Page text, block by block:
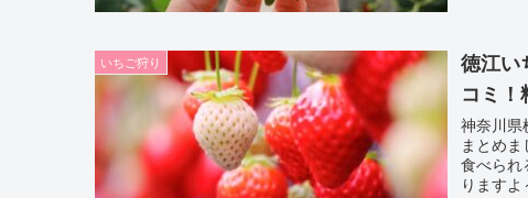
いちご狩り
徳江い
コミ！
神奈川県
まとめ
食べられ
ります